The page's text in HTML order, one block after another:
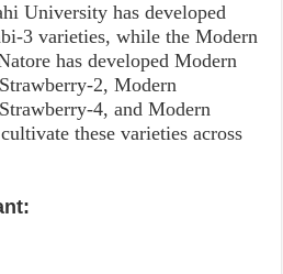
University has developed
3 varieties, while the Modern
has developed Modern
2, Modern
4, and Modern
these varieties across